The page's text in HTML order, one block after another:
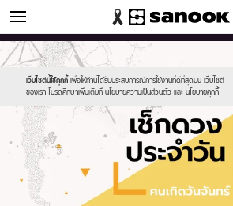
ดูดวง
เว็บไซต์นี้ใช้คุกกี้ เพื่อให้ท่านได้รับประสบการณ์การใช้งานที่ดีที่สุดบน เว็บไซต์
ของเรา โปรดศึกษาเพิ่มเติมที่ นโยบายความเป็นส่วนตัว และ นโยบายคุกกี้
Sanook
//s.isanook.com/sr/0/images/logo-
new-
sanook.png
600
60
//s.isanook.com/ho/0/ud/fxd/day/daily-
horoscope-
monday.jpg